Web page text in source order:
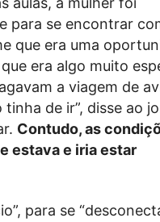
para se encontrar
que era uma
era algo muito
a viagem de
de ir”, disse ao
Contudo, as
estava e iria estar
para se